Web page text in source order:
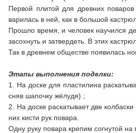
Первой плитой для древних
варилась в ней, как в большой
Прошло время, и человек научился
засохнуть и затвердеть. В этих
Так в древнем обществе появилась
Этапы выполнения поделки:
1. На доске для пластилина
сняв шапочку жёлудя) ;
2. На доске раскатывает две
них кисти рук повара.
Одну руку повара крепим согнутой